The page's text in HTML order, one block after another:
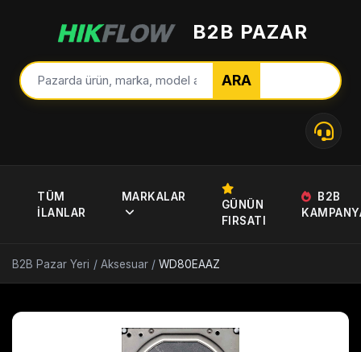
B2B PAZAR
ARA
TÜM
İLANLAR
MARKALAR
GÜNÜN
FIRSATI
B2B
B2B Pazar Yeri / Aksesuar / WD80EAAZ